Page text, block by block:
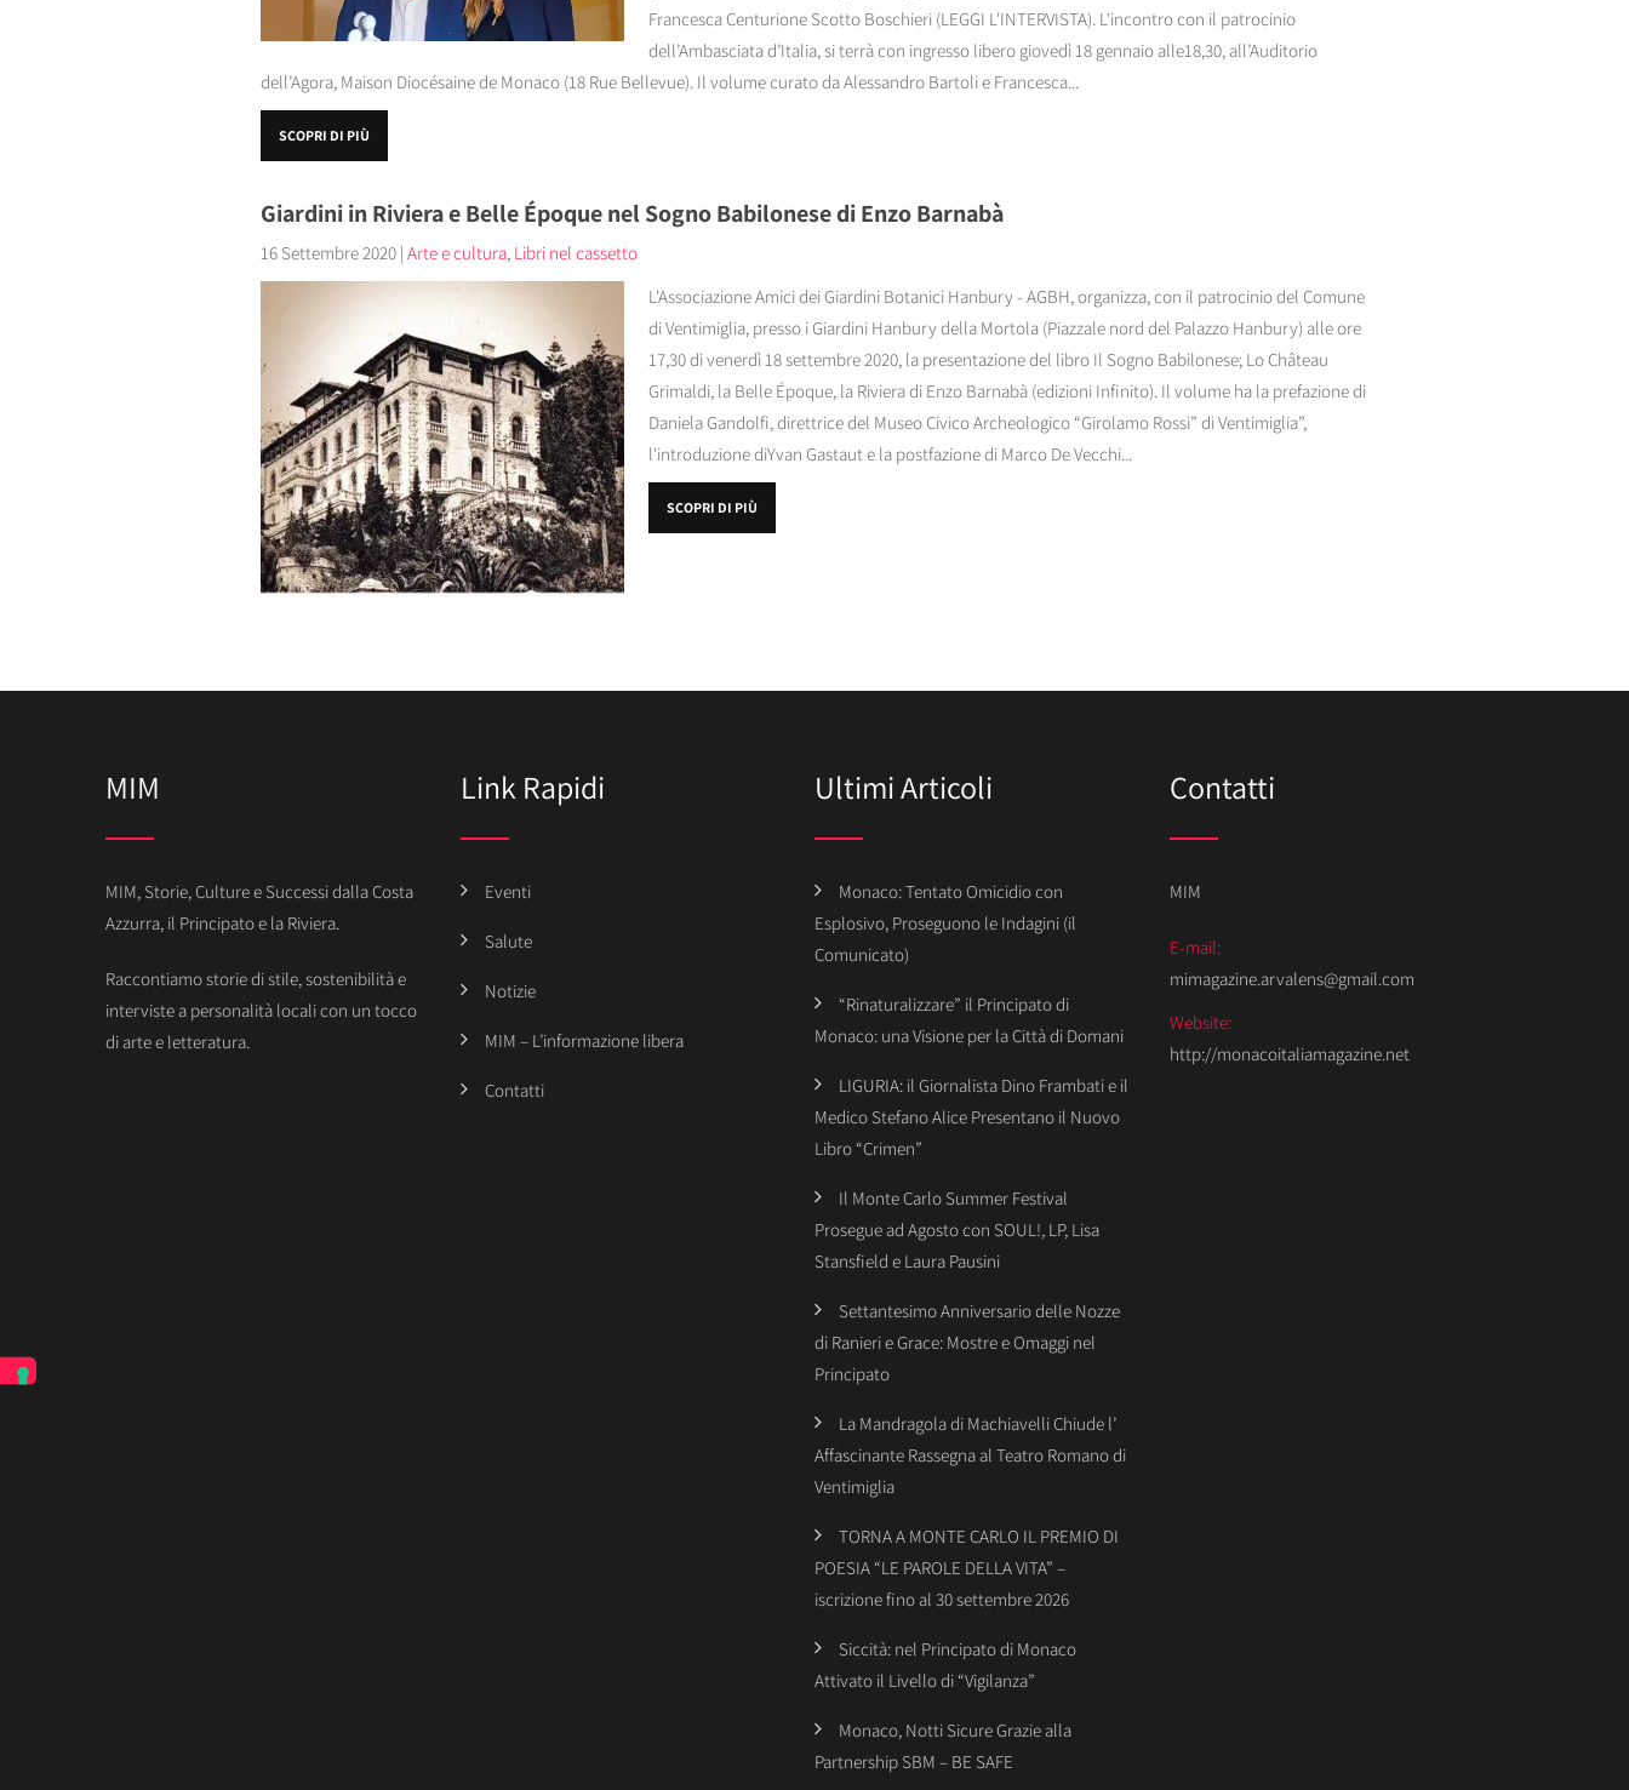
Francesca Centurione Scotto Boschieri (LEGGI L'INTERVISTA). L'incontro con il patrocinio
dell’Ambasciata d’Italia, si terrà con ingresso libero giovedì 18 gennaio alle18,30, all’Auditorio
dell’Agora, Maison Diocésaine de Monaco (18 Rue Bellevue). Il volume curato da Alessandro Bartoli e Francesca...
SCOPRI DI PIÙ
Giardini in Riviera e Belle Époque nel Sogno Babilonese di Enzo Barnabà
16 Settembre 2020 | Arte e cultura, Libri nel cassetto
L'Associazione Amici dei Giardini Botanici Hanbury - AGBH, organizza, con il patrocinio del Comune
di Ventimiglia, presso i Giardini Hanbury della Mortola (Piazzale nord del Palazzo Hanbury) alle ore
17,30 di venerdì 18 settembre 2020, la presentazione del libro Il Sogno Babilonese; Lo Château
Grimaldi, la Belle Époque, la Riviera di Enzo Barnabà (edizioni Infinito). Il volume ha la prefazione di
Daniela Gandolfi, direttrice del Museo Civico Archeologico “Girolamo Rossi” di Ventimiglia”,
l'introduzione diYvan Gastaut e la postfazione di Marco De Vecchi...
SCOPRI DI PIÙ
MIM
MIM, Storie, Culture e Successi dalla Costa
Azzurra, il Principato e la Riviera.
Raccontiamo storie di stile, sostenibilità e
interviste a personalità locali con un tocco
di arte e letteratura.
Link Rapidi
Eventi
Salute
Notizie
MIM – L’informazione libera
Contatti
Ultimi Articoli
Monaco: Tentato Omicidio con
Esplosivo, Proseguono le Indagini (il
Comunicato)
“Rinaturalizzare” il Principato di
Monaco: una Visione per la Città di Domani
LIGURIA: il Giornalista Dino Frambati e il
Medico Stefano Alice Presentano il Nuovo
Libro “Crimen”
Il Monte Carlo Summer Festival
Prosegue ad Agosto con SOUL!, LP, Lisa
Stansfield e Laura Pausini
Settantesimo Anniversario delle Nozze
di Ranieri e Grace: Mostre e Omaggi nel
Principato
La Mandragola di Machiavelli Chiude l’
Affascinante Rassegna al Teatro Romano di
Ventimiglia
TORNA A MONTE CARLO IL PREMIO DI
POESIA “LE PAROLE DELLA VITA” –
iscrizione fino al 30 settembre 2026
Siccità: nel Principato di Monaco
Attivato il Livello di “Vigilanza”
Monaco, Notti Sicure Grazie alla
Partnership SBM – BE SAFE
Contatti
MIM
E-mail:
mimagazine.arvalens@gmail.com
Website:
http://monacoitaliamagazine.net